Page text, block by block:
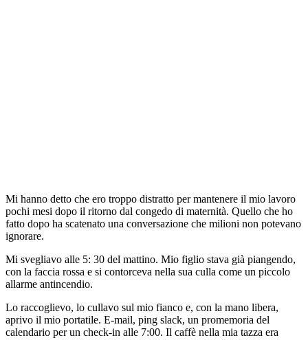
Mi hanno detto che ero troppo distratto per mantenere il mio lavoro
pochi mesi dopo il ritorno dal congedo di maternità. Quello che ho
fatto dopo ha scatenato una conversazione che milioni non potevano
ignorare.
Mi svegliavo alle 5: 30 del mattino. Mio figlio stava già piangendo,
con la faccia rossa e si contorceva nella sua culla come un piccolo
allarme antincendio.
Lo raccoglievo, lo cullavo sul mio fianco e, con la mano libera,
aprivo il mio portatile. E-mail, ping slack, un promemoria del
calendario per un check-in alle 7:00. Il caffè nella mia tazza era